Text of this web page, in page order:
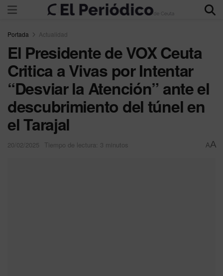
Portada Actualidad
El Presidente de VOX Ceuta
Critica a Vivas por Intentar
“Desviar la Atención” ante el
descubrimiento del túnel en
el Tarajal
20/02/2025 Tiempo de lectura: 3 minutos AA